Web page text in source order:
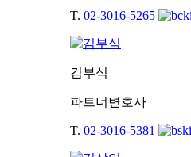
T. 02-3016-5265
김부식
파트너변호사
T. 02-3016-5381